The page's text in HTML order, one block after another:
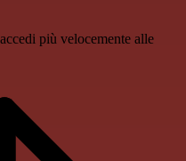
più velocemente alle